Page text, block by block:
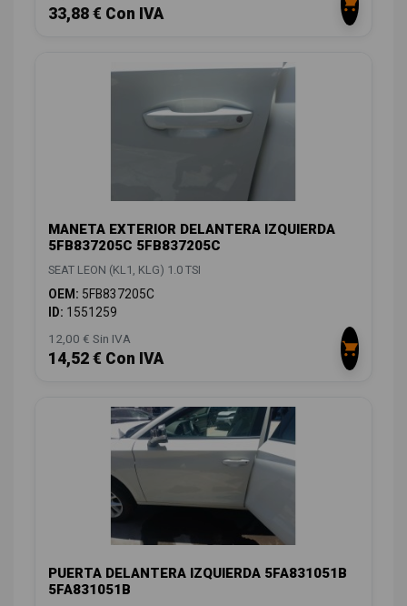
33,88 € Con IVA
MANETA EXTERIOR DELANTERA IZQUIERDA
5FB837205C 5FB837205C
SEAT LEON (KL1, KLG) 1.0 TSI
OEM: 5FB837205C
ID: 1551259
12,00 € Sin IVA
14,52 € Con IVA
PUERTA DELANTERA IZQUIERDA 5FA831051B
5FA831051B